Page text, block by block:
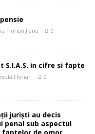
Florian Jianu 0
S.I.A.S. in cifre si fapte
Florian 0
jurişti au decis
penal sub aspectul